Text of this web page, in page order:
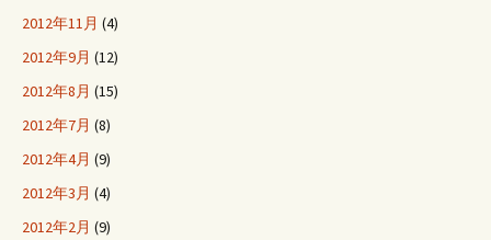
2012年11月 (4)
2012年9月 (12)
2012年8月 (15)
2012年7月 (8)
2012年4月 (9)
2012年3月 (4)
2012年2月 (9)